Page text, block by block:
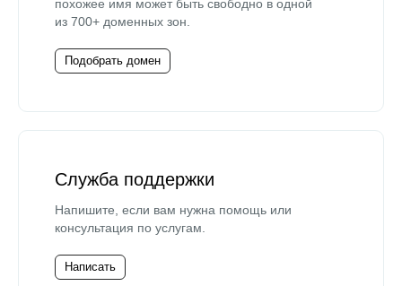
похожее имя может быть свободно в одной
из 700+ доменных зон.
Подобрать домен
Служба поддержки
Напишите, если вам нужна помощь или
консультация по услугам.
Написать